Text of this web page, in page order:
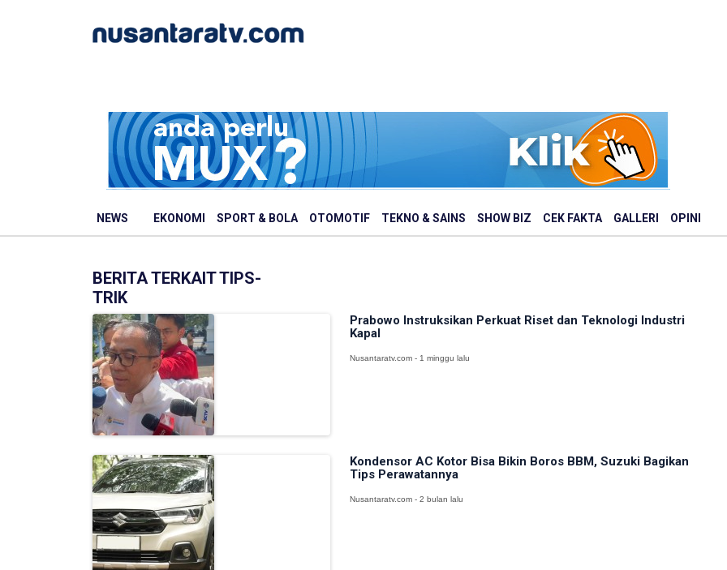
NEWS EKONOMI SPORT & BOLA OTOMOTIF TEKNO & SAINS SHOW BIZ CEK FAKTA GALLERI OPINI
BERITA TERKAIT TIPS-
TRIK
Prabowo Instruksikan Perkuat Riset dan Teknologi Industri
Kapal
Nusantaratv.com - 1 minggu lalu
Kondensor AC Kotor Bisa Bikin Boros BBM, Suzuki Bagikan
Tips Perawatannya
Nusantaratv.com - 2 bulan lalu